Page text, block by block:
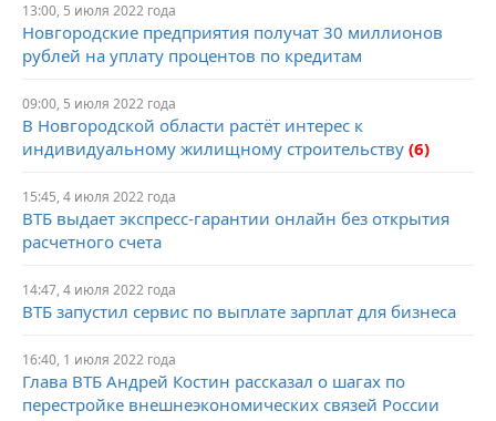
13:00, 5 июля 2022 года
Новгородские предприятия получат 30 миллионов
рублей на уплату процентов по кредитам
09:00, 5 июля 2022 года
В Новгородской области растёт интерес к
индивидуальному жилищному строительству (6)
15:45, 4 июля 2022 года
ВТБ выдает экспресс-гарантии онлайн без открытия
расчетного счета
14:47, 4 июля 2022 года
ВТБ запустил сервис по выплате зарплат для бизнеса
16:40, 1 июля 2022 года
Глава ВТБ Андрей Костин рассказал о шагах по
перестройке внешнеэкономических связей России